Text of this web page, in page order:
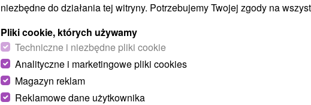
Kościół św. Michala Archanjela
Ladomirová
Prešovský kraj -
niezbędne do działania tej witryny. Potrzebujemy Twojej zgody na
Pliki cookie, których używamy
Techniczne i niezbędne pliki cookie
Analityczne i marketingowe pliki cookies
Magazyn reklam
Reklamowe dane użytkownika